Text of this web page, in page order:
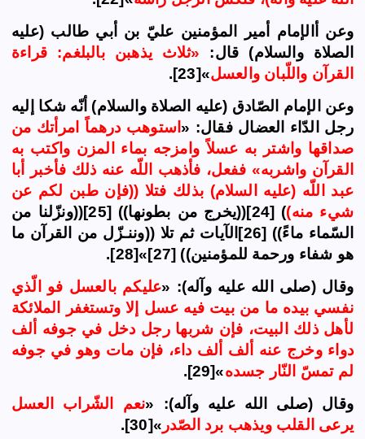
وعن أ
الإمام أمير المؤمنين عليّ بن أبي طالب (عليه
الصلاة و السلام) قال: «ثلاث يذهبن بالبلغم: قراءة
القرآن واللّبان والعسل»[23].
وعن
الإمام الصّادق (عليه الصلاة و السلام) أنّه شكا إليه
رجل الدّاء العضال فقال: « استوهب درهماً امرأتك من
صداقها واشتر به عسلاً وامزجه بماء المزن واكتب به
القرآن واشربه» ففعل، فأذهب اللّه عنه ذلك فأخبر أبا
عبد اللّه (عليه السلام) بذلك فتلا ((فإن طبن لكم عن
شيء منه)
) [24]((يخرج من بطونها)) [25]((ونزّلنا من
السّماء ماءً)) [26]الآيات ثم تلا ((وننـزّل من القرآن ما
هو شفاء ورحمة للمؤمنين)) [27]»[28].
وقال (صلى الله عليه وآله): «عليكم بالعسل فو الّذي
نفسي بيده ما من بيت فيه عسل إلا وتستغفر الملائكة
لأهل ذلك البيت، فإن شربها رجل دخل في جوفه ألف
دواء وخرج عنه ألف ألف داء، فإن مات وهو في جوفه
لم تمسّ النّار جسده»[29].
وقال (صلى الله عليه وآله): «نعم الشّراب العسل
يرعى القلب ويذهب برد الصّدر »[30].